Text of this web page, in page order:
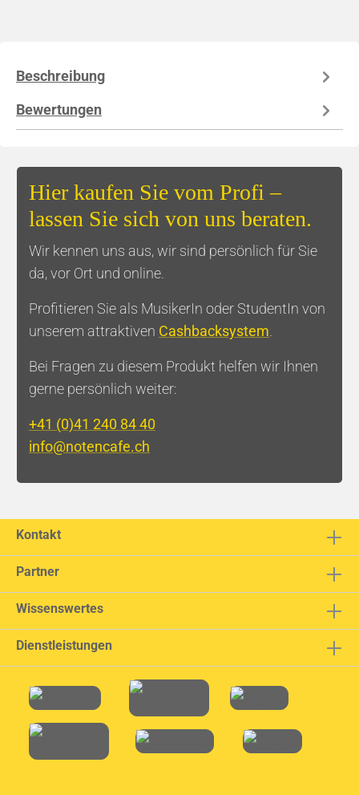
Beschreibung
Bewertungen
Hier kaufen Sie vom Profi –
lassen Sie sich von uns beraten.
Wir kennen uns aus, wir sind persönlich für Sie
da, vor Ort und online.
Profitieren Sie als MusikerIn oder StudentIn von
unserem attraktiven Cashbacksystem.
Bei Fragen zu diesem Produkt helfen wir Ihnen
gerne persönlich weiter:
+41 (0)41 240 84 40
info@notencafe.ch
Kontakt
Partner
Wissenswertes
Dienstleistungen